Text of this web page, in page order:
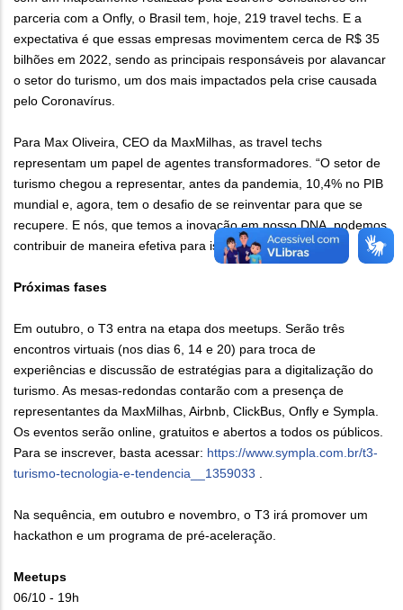
parceria com a Onfly, o Brasil tem, hoje, 219 travel techs. E a
expectativa é que essas empresas movimentem cerca de R$ 35
bilhões em 2022, sendo as principais responsáveis por alavancar
o setor do turismo, um dos mais impactados pela crise causada
pelo Coronavírus.
Para Max Oliveira, CEO da MaxMilhas, as travel techs
representam um papel de agentes transformadores. “O setor de
turismo chegou a representar, antes da pandemia, 10,4% no PIB
mundial e, agora, tem o desafio de se reinventar para que se
recupere. E nós, que temos a inovação em nosso DNA, podemos
contribuir de maneira efetiva para isso”, afirma.
Próximas fases
Em outubro, o T3 entra na etapa dos meetups. Serão três
encontros virtuais (nos dias 6, 14 e 20) para troca de
experiências e discussão de estratégias para a digitalização do
turismo. As mesas-redondas contarão com a presença de
representantes da MaxMilhas, Airbnb, ClickBus, Onfly e Sympla.
Os eventos serão online, gratuitos e abertos a todos os públicos.
Para se inscrever, basta acessar: https://www.sympla.com.br/t3-
turismo-tecnologia-e-tendencia__1359033 .
Na sequência, em outubro e novembro, o T3 irá promover um
hackathon e um programa de pré-aceleração.
Meetups
06/10 - 19h